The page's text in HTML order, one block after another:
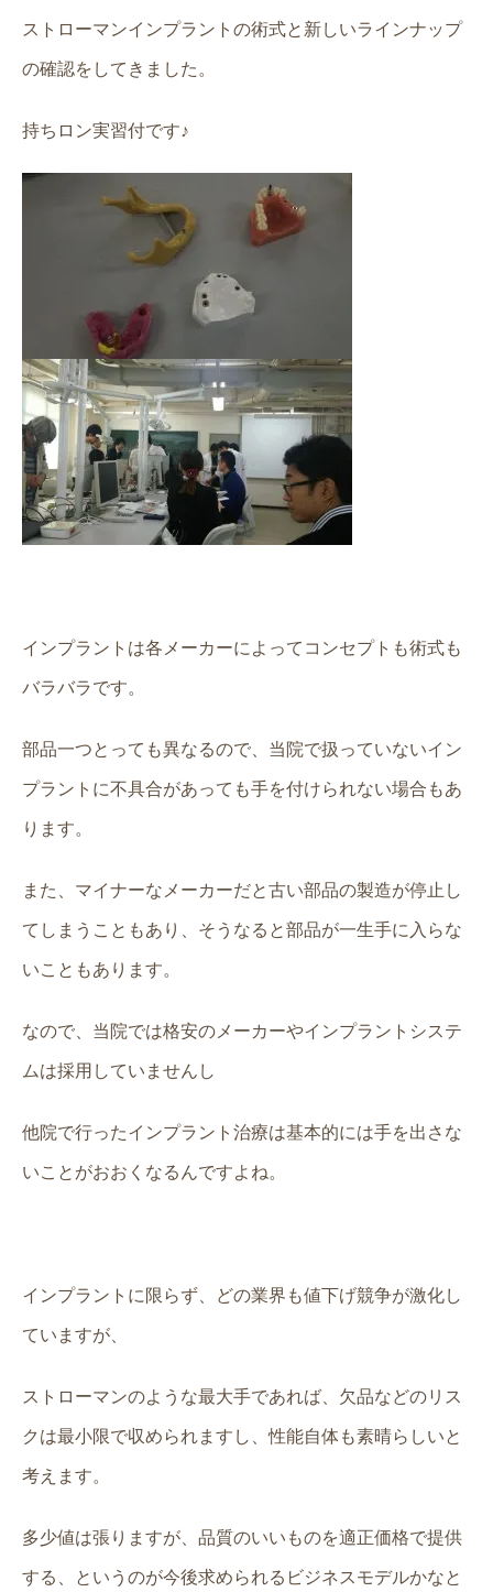
ストローマンインプラントの術式と新しいラインナップ
の確認をしてきました。
持ちロン実習付です♪
インプラントは各メーカーによってコンセプトも術式も
バラバラです。
部品一つとっても異なるので、当院で扱っていないイン
プラントに不具合があっても手を付けられない場合もあ
ります。
また、マイナーなメーカーだと古い部品の製造が停止し
てしまうこともあり、そうなると部品が一生手に入らな
いこともあります。
なので、当院では格安のメーカーやインプラントシステ
ムは採用していませんし
他院で行ったインプラント治療は基本的には手を出さな
いことがおおくなるんですよね。
インプラントに限らず、どの業界も値下げ競争が激化し
ていますが、
ストローマンのような最大手であれば、欠品などのリス
クは最小限で収められますし、性能自体も素晴らしいと
考えます。
多少値は張りますが、品質のいいものを適正価格で提供
する、というのが今後求められるビジネスモデルかなと